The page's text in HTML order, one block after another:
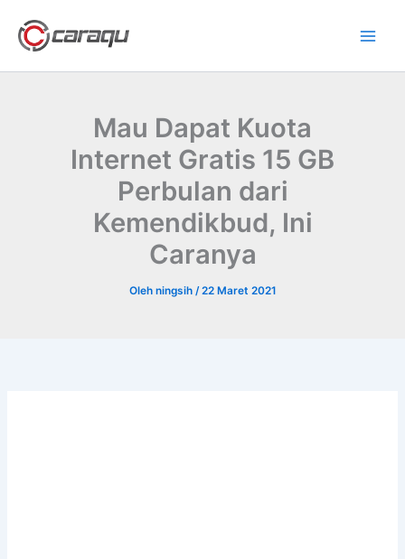
konten
Mau Dapat Kuota
Internet Gratis 15 GB
Perbulan dari
Kemendikbud, Ini
Caranya
Oleh ningsih /22 Maret 2021